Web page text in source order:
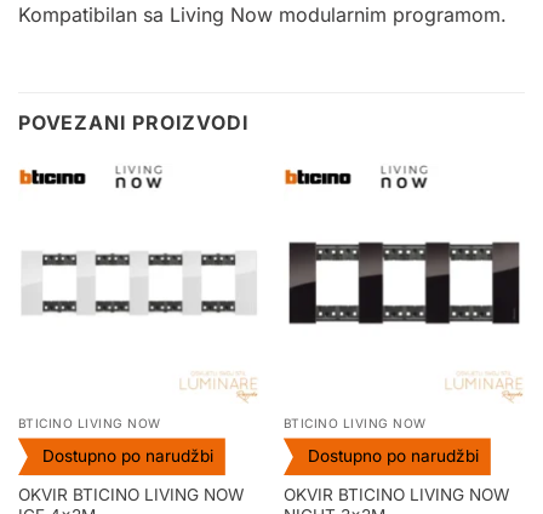
Kompatibilan sa Living Now modularnim programom.
POVEZANI PROIZVODI
BTICINO LIVING NOW
Dostupno po narudžbi
OKVIR BTICINO LIVING NOW
BTICINO LIVING NOW
Dostupno po narudžbi
OKVIR BTICINO LIVING NOW